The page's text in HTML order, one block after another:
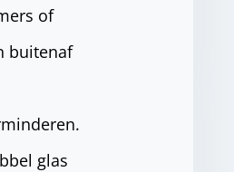
of
buitenaf
glas